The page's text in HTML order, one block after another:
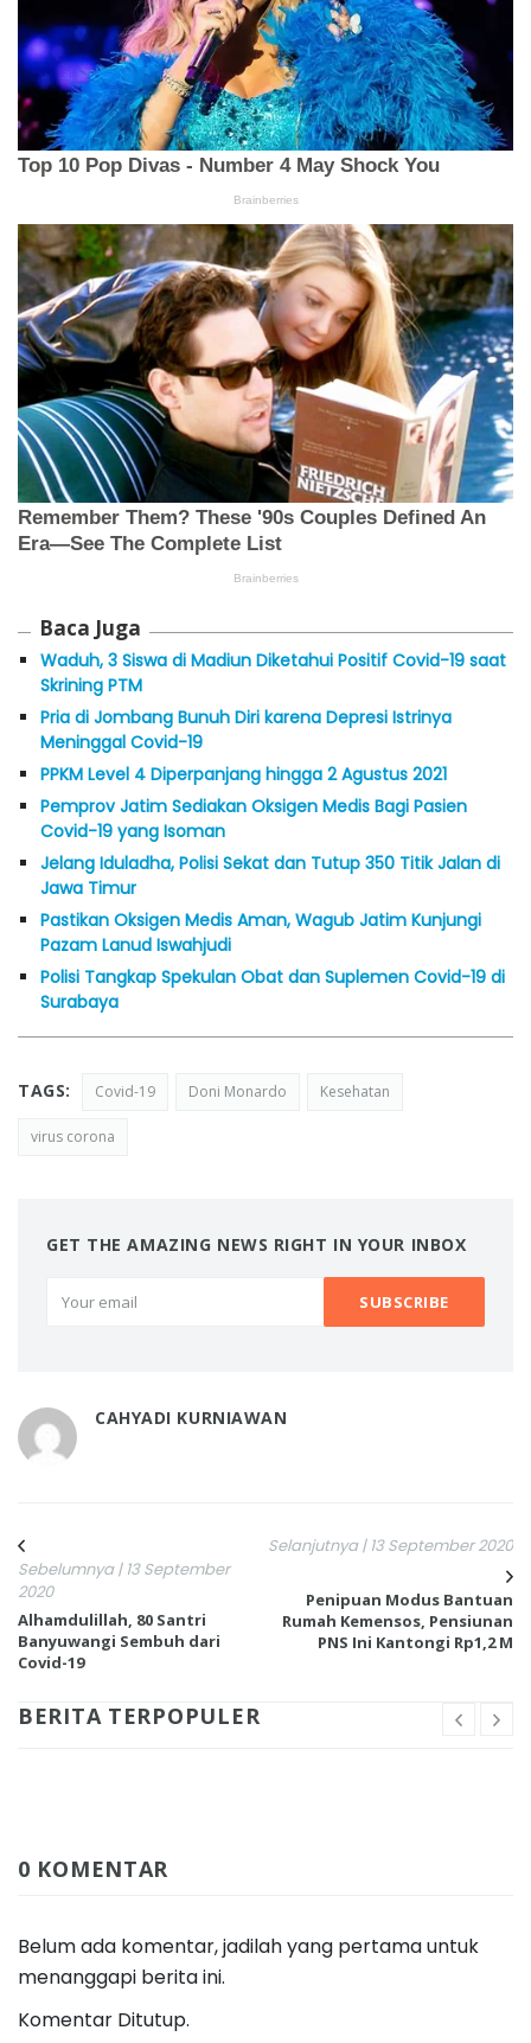
Baca Juga
Waduh, 3 Siswa di Madiun Diketahui Positif Covid-19 saat
Skrining PTM
Pria di Jombang Bunuh Diri karena Depresi Istrinya
Meninggal Covid-19
PPKM Level 4 Diperpanjang hingga 2 Agustus 2021
Pemprov Jatim Sediakan Oksigen Medis Bagi Pasien
Covid-19 yang Isoman
Jelang Iduladha, Polisi Sekat dan Tutup 350 Titik Jalan di
Jawa Timur
Pastikan Oksigen Medis Aman, Wagub Jatim Kunjungi
Pazam Lanud Iswahjudi
Polisi Tangkap Spekulan Obat dan Suplemen Covid-19 di
Surabaya
TAGS: Covid-19 Doni Monardo Kesehatan
virus corona
GET THE AMAZING NEWS RIGHT IN YOUR INBOX
CAHYADI KURNIAWAN
Sebelumnya | 13 September
2020
Alhamdulillah, 80 Santri
Banyuwangi Sembuh dari
Covid-19
Selanjutnya | 13 September 2020
Penipuan Modus Bantuan
Rumah Kemensos, Pensiunan
PNS Ini Kantongi Rp1,2 M
BERITA TERPOPULER
0 KOMENTAR
Belum ada komentar, jadilah yang pertama untuk
menanggapi berita ini.
Komentar Ditutup.